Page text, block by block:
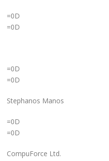
=0D
=0D
=0D
=0D
Stephanos Manos
=0D
=0D
CompuForce Ltd.